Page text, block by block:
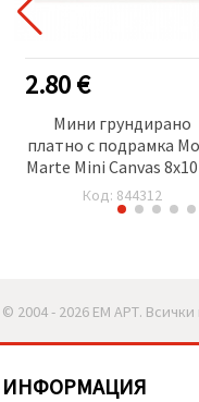
2.80 €
Мини грундирано
платно с подрамка
Marte Mini Canvas
-2 броя
Код: 844312
© 2004 - 2026 ЕМ АРТ. Всички
ИНФОРМАЦИЯ